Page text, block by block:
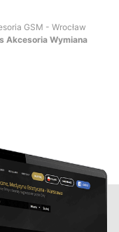
GSM - Wrocław
Akcesoria Wymiana